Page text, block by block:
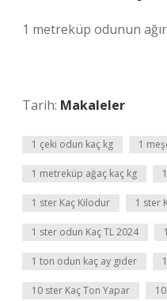
1 metreküp odunun
Tarih: Makaleler
1 çeki odun kaç kg 1
1 metreküp ağaç kaç kg
1 ster Kaç Kilodur 1 ster
1 ster odun Kaç TL 2024
1 ton odun kaç ay gider
10 ster Kaç Ton Yapar